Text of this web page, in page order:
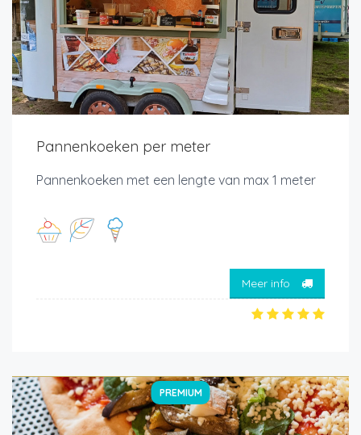
Pannenkoeken per meter
Pannenkoeken met een lengte van max 1 meter
Meer info
PREMIUM